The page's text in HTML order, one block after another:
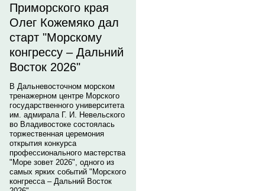
Приморского края
Олег Кожемяко дал
старт "Морскому
конгрессу – Дальний
Восток 2026"
В Дальневосточном морском
тренажерном центре Морского
государственного университета
им. адмирала Г. И. Невельского
во Владивостоке состоялась
торжественная церемония
открытия конкурса
профессионального мастерства
"Море зовет 2026", одного из
самых ярких событий "Морского
конгресса – Дальний Восток